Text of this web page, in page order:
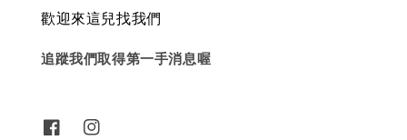
歡迎來這兒找我們
追蹤我們取得第一手消息喔